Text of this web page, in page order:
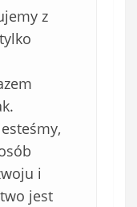
z
i
jest